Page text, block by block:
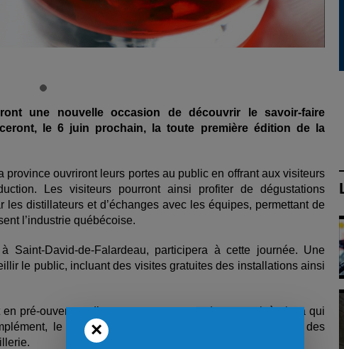
une nouvelle occasion de découvrir le savoir-faire
le 6 juin prochain, la toute première édition de la
province ouvriront leurs portes au public en offrant aux visiteurs
Les visiteurs pourront ainsi profiter de dégustations
distillateurs et d’échanges avec les équipes, permettant de
l’industrie québécoise.
David-de-Falardeau, participera à cette journée. Une
le public, incluant des visites gratuites des installations ainsi
pré-ouverture d’un nouveau concept de comptoir à pizza qui
le bar à cocktails sera en activité et proposera des
×